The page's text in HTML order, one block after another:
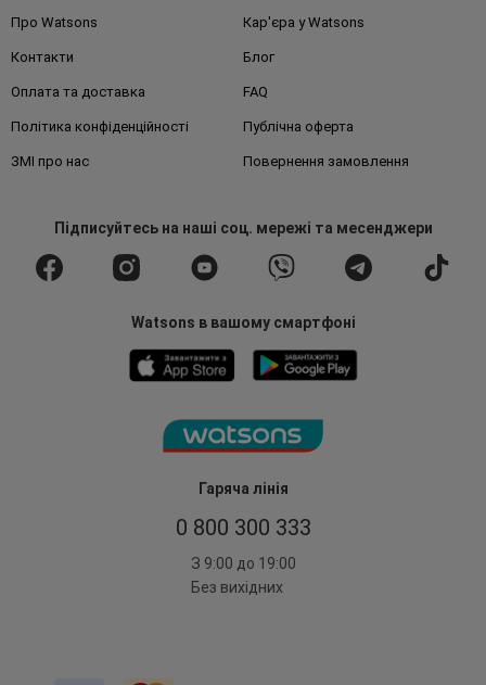
Гаряча лінія
0 800 300 333
З 9:00 до 19:00
Без вихідних
Про Watsons Кар'єра у Watsons
Контакти Блог
Оплата та доставка FAQ
Політика конфіденційності Публічна оферта
ЗМІ про нас Повернення замовлення
Підписуйтесьна наші соц. мережі та месенджери
Watsons в вашому смартфоні